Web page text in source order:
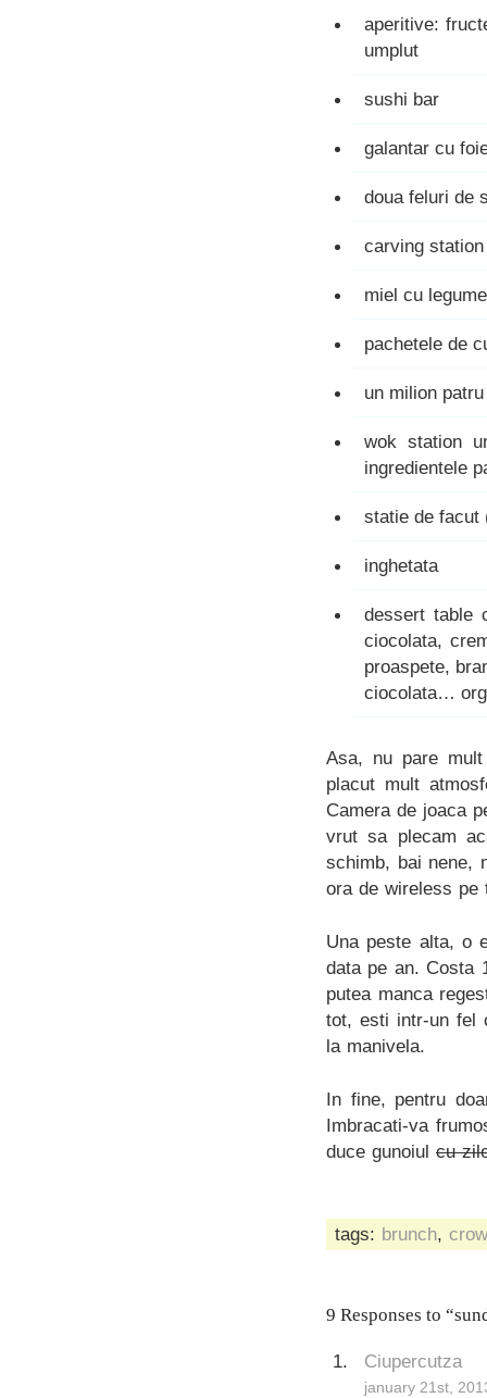
aperitive:
umplut
sushi bar
galantar cu
doua feluri de
carving
miel cu legume
pachetele de
un milion
wok station
ingredientele
statie de facut
inghetata
dessert table
ciocolata,
proaspete,
ciocolata…
Asa, nu pare
placut mult
Camera de joaca
vrut sa plecam
schimb, bai nene,
ora de wireless pe
Una peste alta, o
data pe an. Costa
putea manca
tot, esti intr-un fel
la manivela.
In fine, pentru
Imbracati-va
duce gunoiul cu
tags: brunch,
9 Responses to
Ciupercutza
january 21st,